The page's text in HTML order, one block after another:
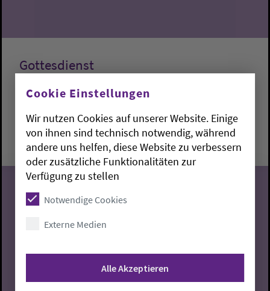
Gottesdienst
Lemwerder:Kapelle am Deich
Sonntag, 9.8.2026, 10 Uhr
Kapelle am Deich
08.2026
Cookie Einstellungen
Wir nutzen Cookies auf unserer Website. Einige
von ihnen sind technisch notwendig, während
andere uns helfen, diese Website zu verbessern
oder zusätzliche Funktionalitäten zur
Verfügung zu stellen
Notwendige Cookies
Externe Medien
Alle Akzeptieren